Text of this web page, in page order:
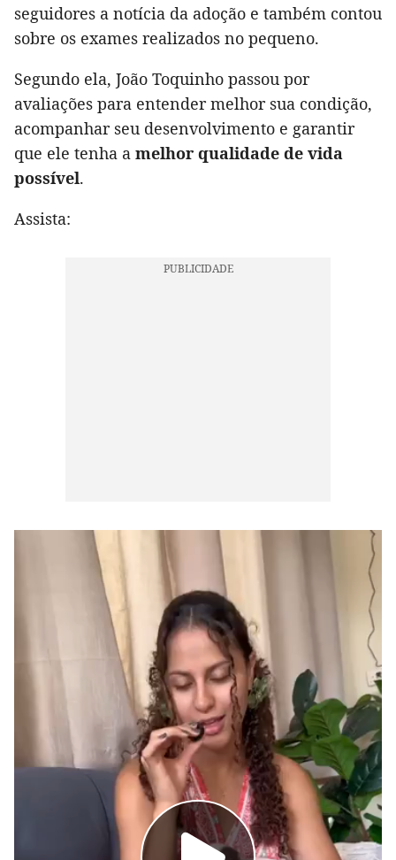
seguidores a notícia da adoção e também contou
sobre os exames realizados no pequeno.
Segundo ela, João Toquinho passou por
avaliações para entender melhor sua condição,
acompanhar seu desenvolvimento e garantir
que ele tenha a melhor qualidade de vida
possível.
Assista: